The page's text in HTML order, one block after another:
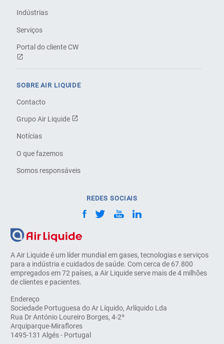
A Air Liquide é um líder mundial em gases, tecnologias e serviços
para a indústria e cuidados de saúde. Com cerca de 67.800
empregados em 72 países, a Air Liquide serve mais de 4 milhões
de clientes e pacientes.
Endereço
Sociedade Portuguesa do Ar Líquido, Arlíquido Lda
Rua Dr António Loureiro Borges, 4-2º
Arquiparque-Miraflores
1495-131 Algés - Portugal
Indústrias
Serviços
Portal do cliente CW
SOBRE AIR LIQUIDE
Contacto
Grupo Air Liquide
Notícias
O que fazemos
Somos responsáveis
REDES SOCIAIS